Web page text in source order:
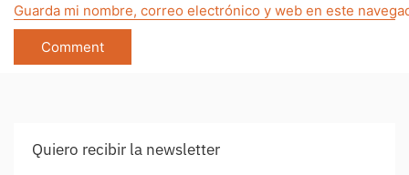
Guarda mi nombre, correo electrónico y web en este
Quiero recibir la newsletter